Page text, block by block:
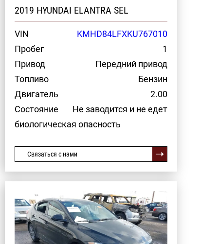
2019 HYUNDAI ELANTRA SEL
VIN
KMHD84LFXKU767010
Пробег
1
Привод
Передний привод
Топливо
Бензин
Двигатель
2.00
Состояние
Не заводится и не едет
биологическая опасность
Связаться с нами